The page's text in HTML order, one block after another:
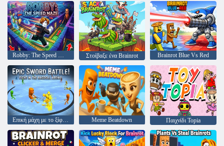
Robby: The Speed Maze Στοίβαξε ένα Brainrot Brainrot Blue Vs Red
Επική μάχη με το ξίφος! Αγώνας στο Ragdoll Arena! Meme Beatdown Παιχνίδι Topia